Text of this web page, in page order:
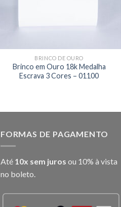
BRINCO DE OURO
Brinco em Ouro 18k Medalha
Escrava 3 Cores – 01100
FORMAS DE PAGAMENTO
Até 10x sem juros ou 10% à vista
no boleto.